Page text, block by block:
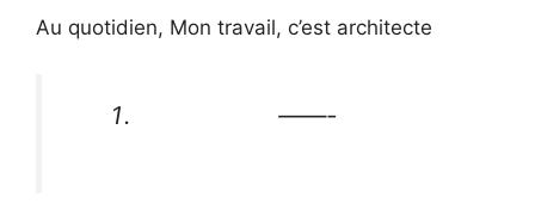
Au quotidien, Mon travail, c’est architecte
——-